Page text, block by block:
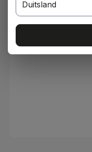
Afbeeldingengalerij